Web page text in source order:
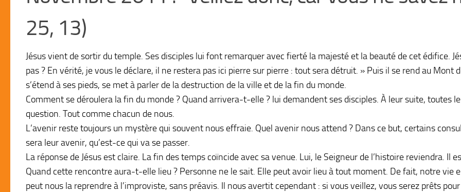
25, 13)
Jésus vient de sortir du temple. Ses disciples lui font remarquer avec fierté la majesté et la beauté de cet édifice.
pas ? En vérité, je vous le déclare, il ne restera pas ici pierre sur pierre : tout sera détruit. » Puis il se rend au Mont
s’étend à ses pieds, se met à parler de la destruction de la ville et de la fin du monde.
Comment se déroulera la fin du monde ? Quand arrivera-t-elle ? lui demandent ses disciples. À leur suite, toutes
question. Tout comme chacun de nous.
L’avenir reste toujours un mystère qui souvent nous effraie. Quel avenir nous attend ? Dans ce but, certains
sera leur avenir, qu’est-ce qui va se passer.
La réponse de Jésus est claire. La fin des temps coïncide avec sa venue. Lui, le Seigneur de l’histoire reviendra. Il
Quand cette rencontre aura-t-elle lieu ? Personne ne le sait. Elle peut avoir lieu à tout moment. De fait, notre vie
peut nous la reprendre à l’improviste, sans préavis. Il nous avertit cependant : si vous veillez, vous serez prêts